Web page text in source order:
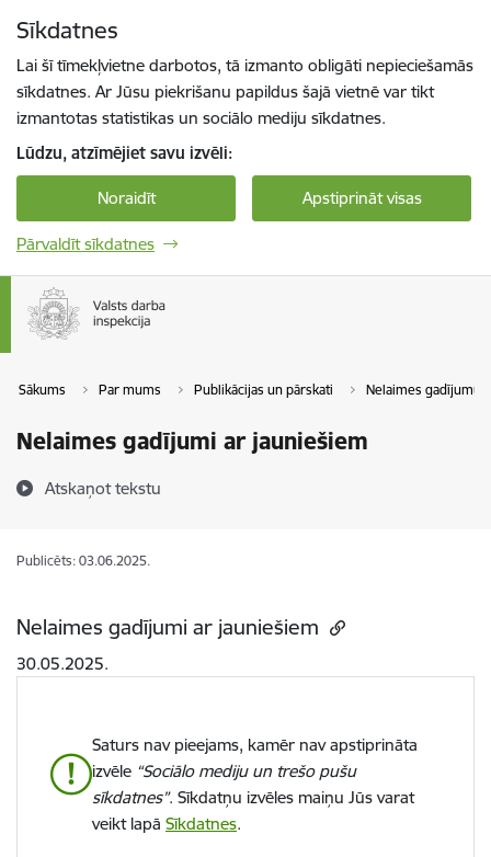
Sīkdatnes
Lai šī tīmekļvietne darbotos, tā izmanto obligāti nepieciešamās
sīkdatnes. Ar Jūsu piekrišanu papildus šajā vietnē var tikt
izmantotas statistikas un sociālo mediju sīkdatnes.
Lūdzu, atzīmējiet savu izvēli:
Noraidīt Apstiprināt visas
Pārvaldīt sīkdatnes
Sākums Par mums Publikācijas un pārskati Nelaimes gadījumu
Nelaimes gadījumi ar jauniešiem
Atskaņot tekstu
Publicēts: 03.06.2025.
Nelaimes gadījumi ar jauniešiem
30.05.2025.
Saturs nav pieejams, kamēr nav apstiprināta
izvēle “Sociālo mediju un trešo pušu
sīkdatnes”. Sīkdatņu izvēles maiņu Jūs varat
veikt lapā Sīkdatnes.